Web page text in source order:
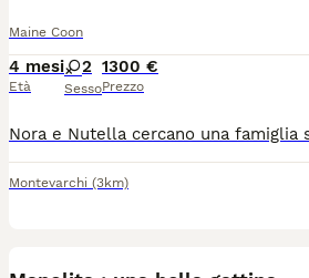
Maine Coon
4 mesi
Età
2
Sesso
1300 €
Prezzo
Montevarchi (3km)